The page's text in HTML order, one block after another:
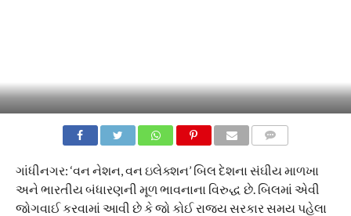
ગાંધીનગર: ‘વન નેશન, વન ઇલેક્શન’ બિલ દેશના સંઘીય માળખા
અને ભારતીય બંધારણની મૂળ ભાવનાના વિરુદ્ધ છે. બિલમાં એવી
જોગવાઈ કરવામાં આવી છે કે જો કોઈ રાજ્ય સરકાર સમય પહેલા